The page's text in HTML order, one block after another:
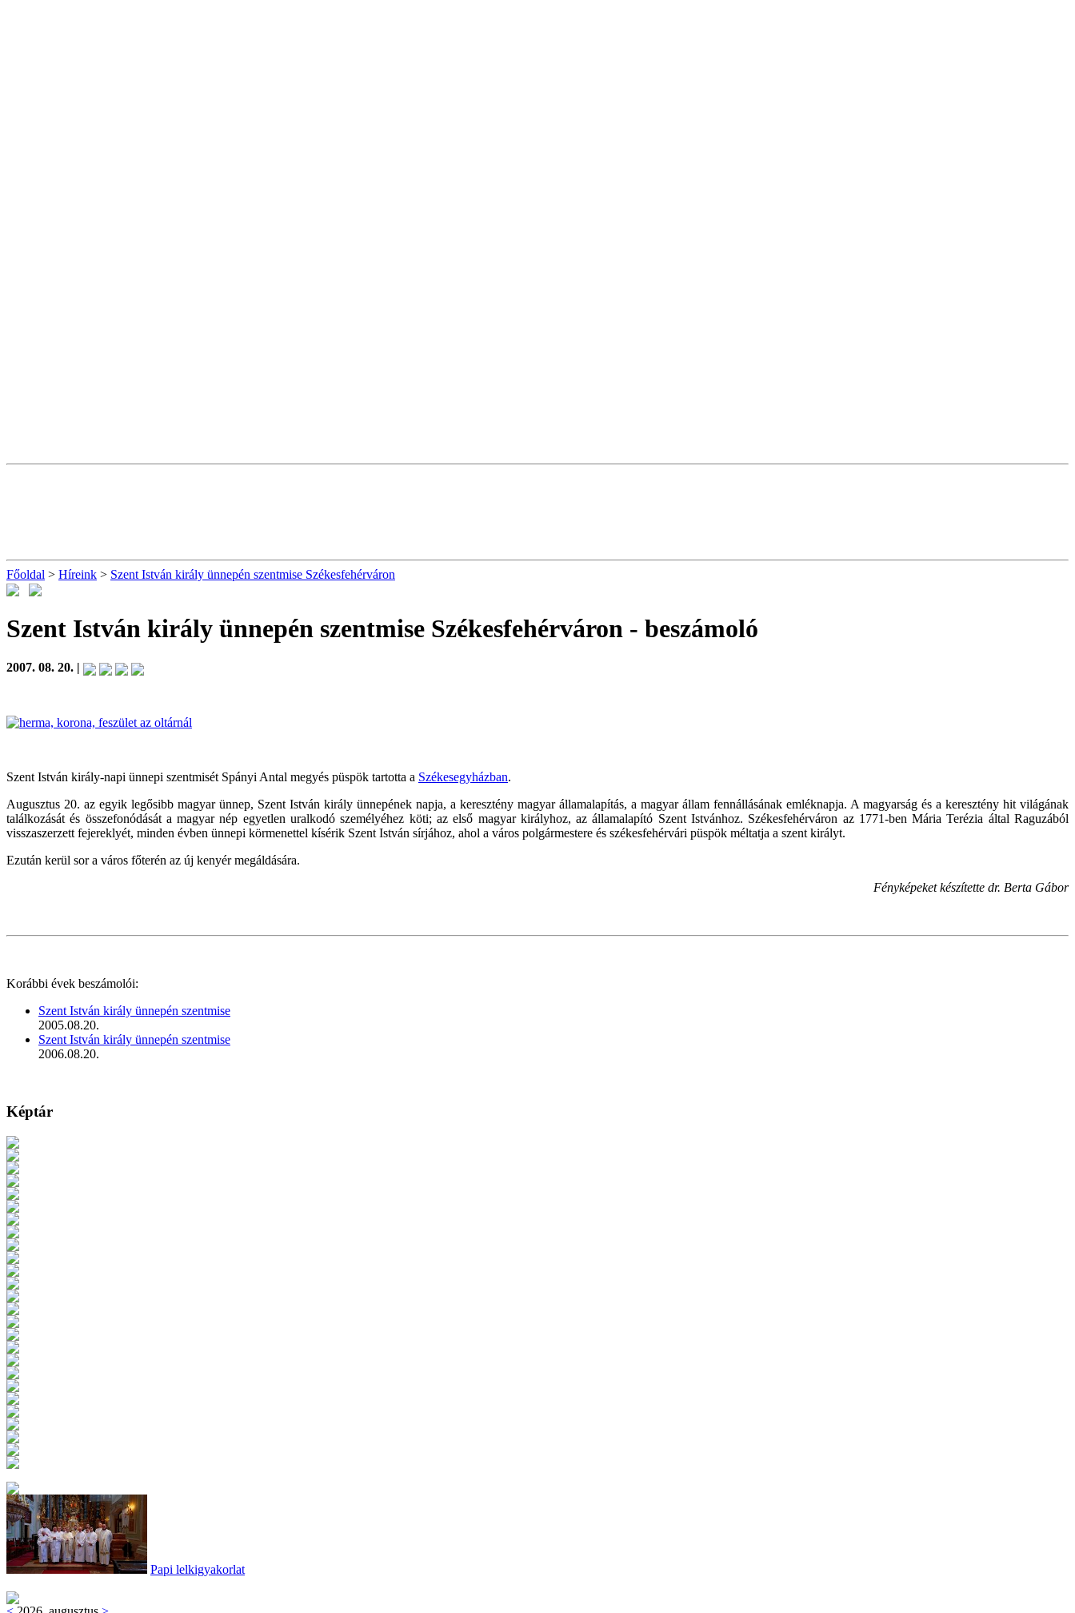
Főoldal > Híreink > Szent István király ünnepén szentmise Székesfehérváron
Szent István király ünnepén szentmise Székesfehérváron - beszámoló
2007. 08. 20. |
Szent István király-napi ünnepi szentmisét Spányi Antal megyés püspök tartotta a Székesegyházban.
Augusztus 20. az egyik legősibb magyar ünnep, Szent István király ünnepének napja, a keresztény magyar államalapítás, a magyar állam fennállásának emléknapja. A magyarság és a keresztény hit világának
találkozását és összefonódását a magyar nép egyetlen uralkodó személyéhez köti; az első magyar királyhoz, az államalapító Szent Istvánhoz. Székesfehérváron az 1771-ben Mária Terézia által Raguzából
visszaszerzett fejereklyét, minden évben ünnepi körmenettel kísérik Szent István sírjához, ahol a város polgármestere és székesfehérvári püspök méltatja a szent királyt.
Ezután kerül sor a város főterén az új kenyér megáldására.
Fényképeket készítette dr. Berta Gábor
Korábbi évek beszámolói:
Szent István király ünnepén szentmise
2005.08.20.
Szent István király ünnepén szentmise
2006.08.20.
Képtár
Papi lelkigyakorlat